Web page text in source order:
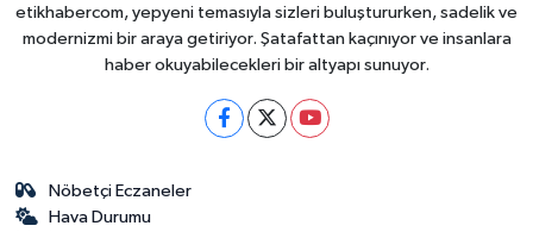
etikhabercom, yepyeni temasıyla sizleri buluştururken, sadelik ve
modernizmi bir araya getiriyor. Şatafattan kaçınıyor ve insanlara
haber okuyabilecekleri bir altyapı sunuyor.
Nöbetçi Eczaneler
Hava Durumu